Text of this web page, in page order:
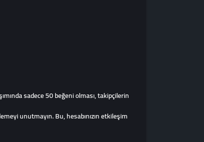
sadece 50 beğeni olması, takipçilerin
unutmayın. Bu, hesabınızın etkileşim